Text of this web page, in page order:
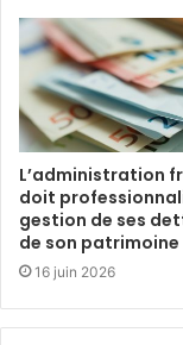
L’administration
doit
gestion de ses
de son patrimoine
16 juin 2026